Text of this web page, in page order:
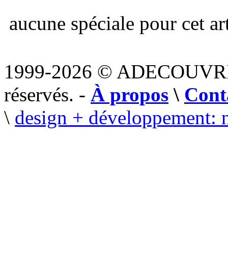
aucune spéciale pour cet
1999-2026 ©
réservés. - À propos \
\ design + développement: